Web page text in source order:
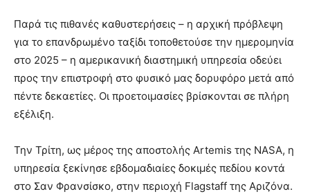
Παρά τις πιθανές καθυστερήσεις – η αρχική πρόβλεψη
για το επανδρωμένο ταξίδι τοποθετούσε την ημερομηνία
στο 2025 – η αμερικανική διαστημική υπηρεσία οδεύει
προς την επιστροφή στο φυσικό μας δορυφόρο μετά από
πέντε δεκαετίες. Οι προετοιμασίες βρίσκονται σε πλήρη
εξέλιξη.
Την Τρίτη, ως μέρος της αποστολής Artemis της NASA, η
υπηρεσία ξεκίνησε εβδομαδιαίες δοκιμές πεδίου κοντά
στο Σαν Φρανσίσκο, στην περιοχή Flagstaff της Αριζόνα.